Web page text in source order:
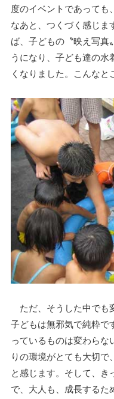
度のイベントであっても
なあと、つくづく感じま
ば、子どもの〝映え写真
うになり、子ども達の水
くなりました。こんなと
ただ、そうした中でも
子どもは無邪気で純粋で
っているものは変わらな
りの環境がとても大切
と感じます。そして、き
で、大人も、成長するた